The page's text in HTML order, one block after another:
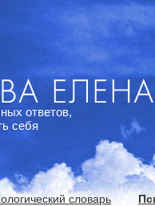
ответов,
себя
словарь